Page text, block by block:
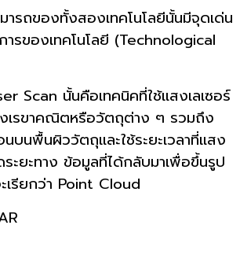
ารถของทั้งสองเทคโนโลยีนั้นมีจุดเด่น
รของเทคโนโลยี (Technological
Scan นั้นคือเทคนิคที่ใช้แสงเลเซอร์
เรขาคณิตหรือวัตถุต่าง ๆ รวมถึง
นบนพื้นผิววัตถุและใช้ระยะเวลาที่แสง
ะยะทาง ข้อมูลที่ได้กลับมาเพื่อขึ้นรูป
เรียกว่า Point Cloud